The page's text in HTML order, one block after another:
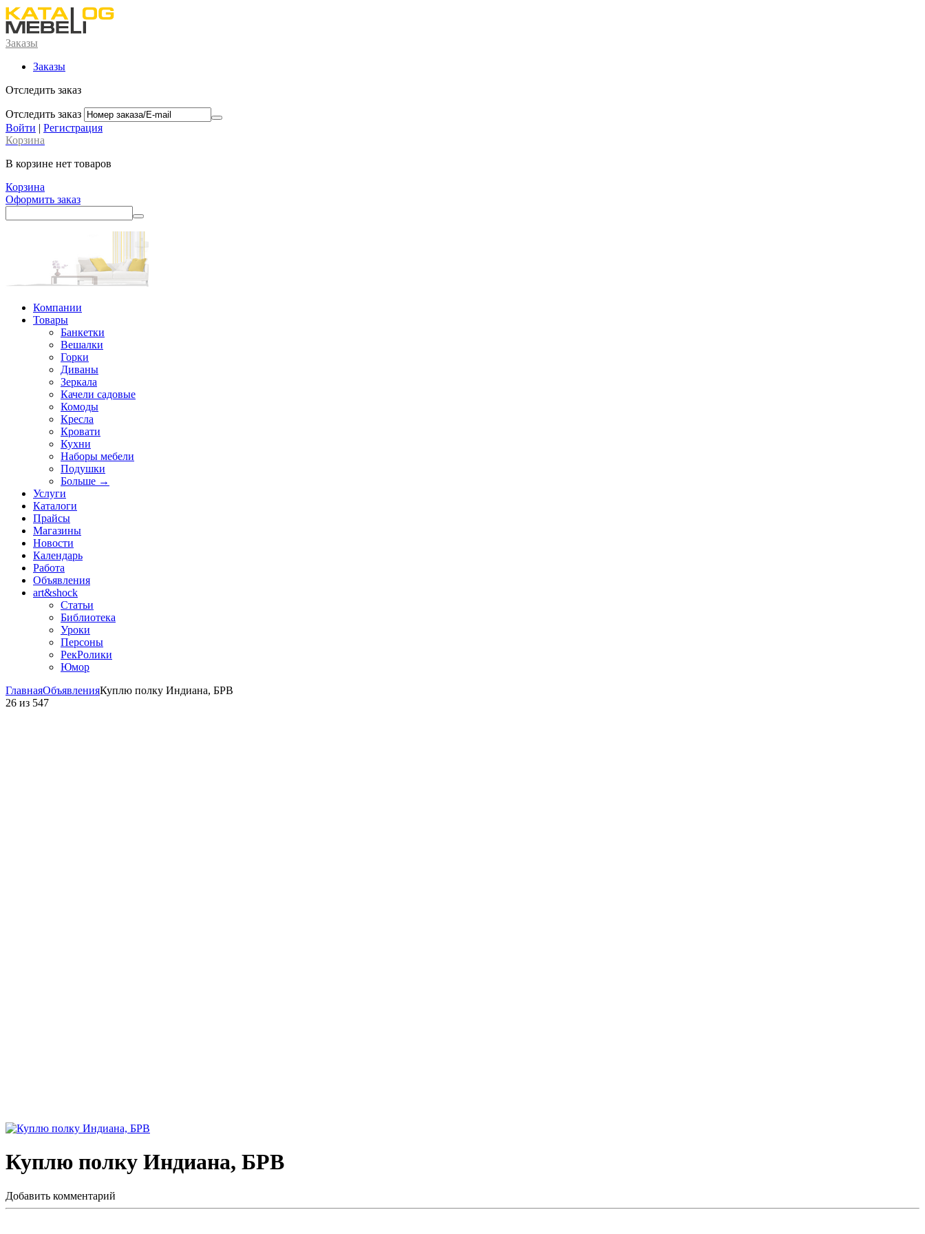
Заказы
Заказы
Отследить заказ
Отследить заказ
Войти | Регистрация
Корзина
В корзине нет товаров
Корзина
Оформить заказ
Компании
Товары
Банкетки
Вешалки
Горки
Диваны
Зеркала
Качели садовые
Комоды
Кресла
Кровати
Кухни
Наборы мебели
Подушки
Больше →
Услуги
Каталоги
Прайсы
Магазины
Новости
Календарь
Работа
Объявления
art&shock
Статьи
Библиотека
Уроки
Персоны
РекРолики
Юмор
ГлавнаяОбъявленияКуплю полку Индиана, БРВ
26 из 547
Куплю полку Индиана, БРВ
Добавить комментарий